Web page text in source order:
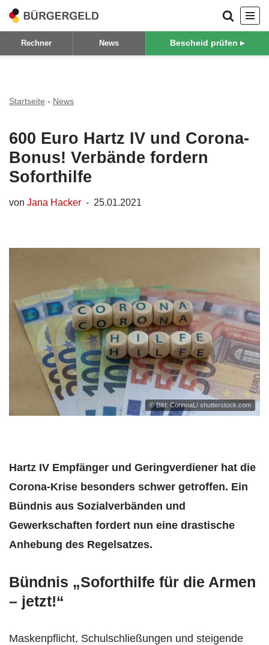
Zum
Inhalt
Rechner News Bescheid prüfen ▸
Startseite - News
600 Euro Hartz IV und Corona-
Bonus! Verbände fordern
Soforthilfe
von Jana Hacker 25.01.2021
© Bild: CorinnaL/ shutterstock.com
Hartz IV Empfänger und Geringverdiener hat die
Corona-Krise besonders schwer getroffen. Ein
Bündnis aus Sozialverbänden und
Gewerkschaften fordert nun eine drastische
Anhebung des Regelsatzes.
Bündnis „Soforthilfe für die Armen
– jetzt!“
Maskenpflicht, Schulschließungen und steigende